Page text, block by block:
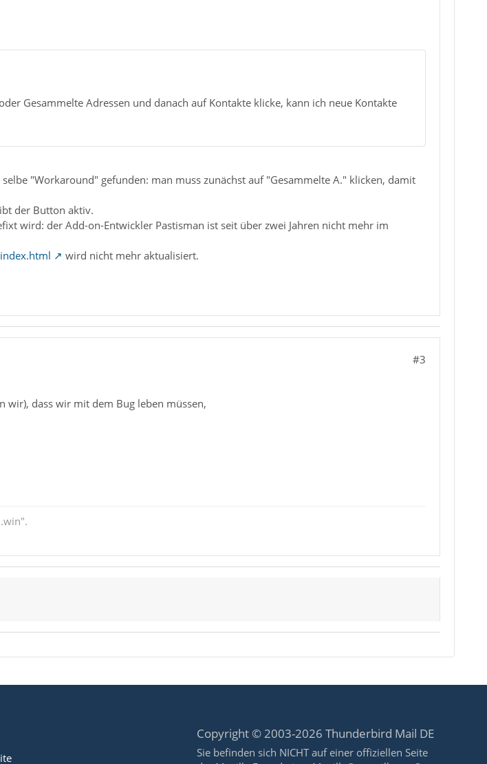
Gesammelte Adressen und danach auf Kontakte klicke, kann ich neue Kontakte
"Workaround" gefunden: man muss zunächst auf "Gesammelte A." klicken, damit
der Button aktiv.
wird: der Add-on-Entwickler Pastisman ist seit über zwei Jahren nicht mehr im
wird nicht mehr aktualisiert.
#3
wir), dass wir mit dem Bug leben müssen,
Copyright © 2003-2026 Thunderbird Mail DE
Sie befinden sich NICHT auf einer offiziellen Seite